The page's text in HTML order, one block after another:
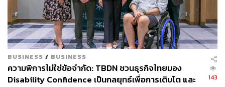
ความเป็นแม่บ้านแม่เรือน, ออกแบบโชว์ทำการแสดง, เล่น
กายกรรมห่วง Aerial Hoop, Debate, เล่นเกม Beat Saber
พิสูจน์ความฟิต และโต้วาที ฯลฯ มีทั้งการแข่งขันเดี่ยวและ
แข่งกันเป็นทีม ซึ่งจะมีการตัดผู้เข้าแข่งขันออกไปในแต่ละ
สัปดาห์ จนได้ผู้ชนะเลิศในอีพีสุดท้าย โดยสิ่งที่เรียลิตี้นี้มองหา
ในการเป็นไอคอนตัวแม่ Sexy Mama คนแรกของ
ประเทศไทยนั้นต้องมีคุณสมบัติครบถ้วนดังนี้
BUSINESS / BUSINESS
ความพิการไม่ใช่ข้อจำกัด: TBDN ชวนธุรกิจไทยมอง
Disability Confidence เป็นกลยุทธ์เพื่อการเติบโต และ
143